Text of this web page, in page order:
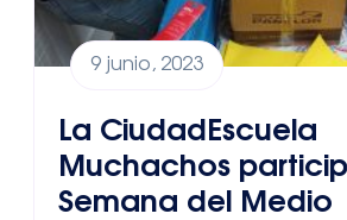
9 junio, 2023
La CiudadEscuela
Muchachos
Semana del Medio